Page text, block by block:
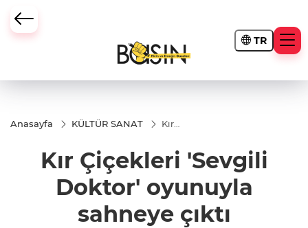
TR
Anasayfa KÜLTÜR SANAT
Kır
Doktor'
oyunuyla
çıktı
Kır Çiçekleri 'Sevgili
Doktor' oyunuyla
sahneye çıktı